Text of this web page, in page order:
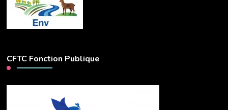
CFTC Fonction Publique